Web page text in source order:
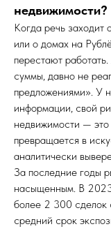
недвижимости?
Когда речь заходит
или о домах на
перестают
суммы, давно не
предложениями». У
информации, свой
недвижимости —
превращается в
аналитически
За последние годы
насыщенным. В
более 2 300 сделок
средний срок